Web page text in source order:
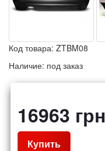
Код товара: ZTBM08
Наличие: под заказ
16963 грн
Купить